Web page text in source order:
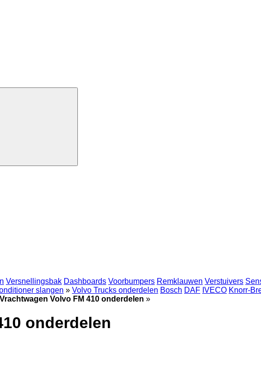
Versnellingsbak Dashboards Voorbumpers Remklauwen Verstuivers
slangen » Volvo Trucks onderdelen Bosch DAF IVECO Knorr-
Vrachtwagen Volvo FM 410 onderdelen »
onderdelen